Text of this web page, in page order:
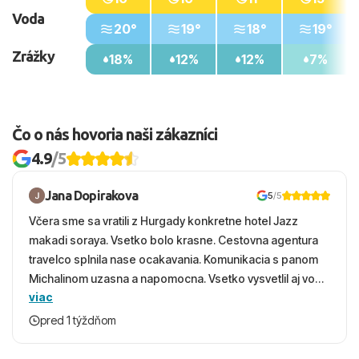
Voda
Zrážky
20°
18%
19°
12%
18°
12%
19°
7%
Čo o nás hovoria naši zákazníci
4.9/5
Jana Dopirakova 5/5
Včera sme sa vratili z Hurgady konkretne hotel Jazz
makadi soraya. Vsetko bolo krasne. Cestovna agentura
travelco splnila nase ocakavania. Komunikacia s panom
Michalinom uzasna a napomocna. Vsetko vysvetlil aj vo
vecernych hodinach zaco sa ospravedlnujem. Hotel
krasny, cisty. Sluzby top. Strava, prostredie, more,
viac
pred 1 týždňom